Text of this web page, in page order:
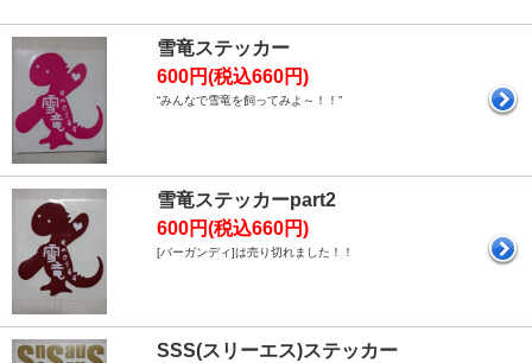
雪竜ステッカー
600円(税込660円)
“みんなで雪竜を飼ってみよ～！！”
雪竜ステッカーpart2
600円(税込660円)
[バーガンディ]は売り切れました！！
SSS(スリーエス)ステッカー